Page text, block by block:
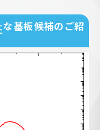
基板候補のご紹